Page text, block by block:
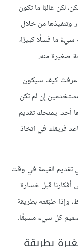
لكن غالبًا ما تكون
وتنفيذها من خلال
ما فشلًا كبيرًا،
صغيرة منه.
عرفتَ كيف سيكون
إن لم تكن
أحد. يمنحك تقديم
فريقك في اتخاذ
تقديم القيمة في وقت
قبل خسارة
وإذا طبّقته بطريقة
كل شيء مسبقًا.
بطريقة